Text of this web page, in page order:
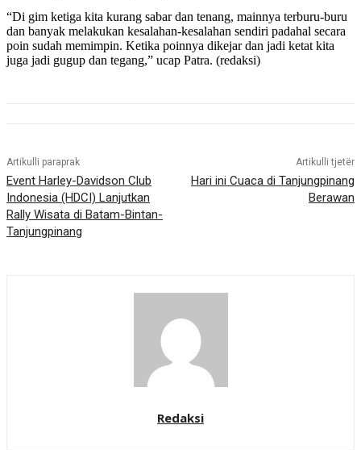
“Di gim ketiga kita kurang sabar dan tenang, mainnya terburu-buru
dan banyak melakukan kesalahan-kesalahan sendiri padahal secara
poin sudah memimpin. Ketika poinnya dikejar dan jadi ketat kita
juga jadi gugup dan tegang,” ucap Patra. (redaksi)
Artikulli paraprak
Event Harley-Davidson Club
Indonesia (HDCI) Lanjutkan
Rally Wisata di Batam-Bintan-
Tanjungpinang
Artikulli tjetër
Hari ini Cuaca di Tanjungpinang
Berawan
Redaksi